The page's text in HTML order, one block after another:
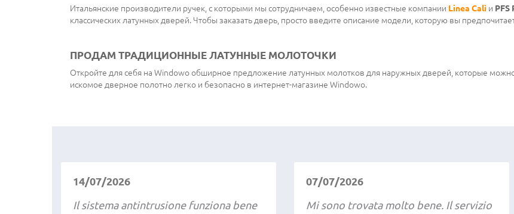
Итальянские производители ручек, с которыми мы сотрудничаем, особенно известные компании Linea Calì и PFS
классических латунных дверей. Чтобы заказать дверь, просто введите описание модели, которую вы
ПРОДАМ ТРАДИЦИОННЫЕ ЛАТУННЫЕ МОЛОТОЧКИ
Откройте для себя на Windowo обширное предложение латунных молотков для наружных дверей, которые
искомое дверное полотно легко и безопасно в интернет-магазине Windowo.
14/07/2026
Il sistema antintrusione funziona bene
07/07/2026
Mi sono trovata molto bene. Il servizio